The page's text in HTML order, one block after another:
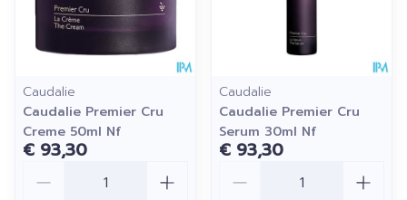
Caudalie
Caudalie Premier Cru
Creme 50ml Nf
€ 93,30
Caudalie
Caudalie Premier Cru
Serum 30ml Nf
€ 93,30